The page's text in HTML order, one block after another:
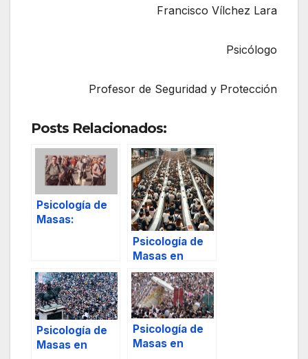
Francisco Vílchez Lara
Psicólogo
Profesor de Seguridad y Protección
Posts Relacionados:
Psicología de
Masas:
Psicología de
Masas en
espacios
cerrados:
análisis del
comportamien
to.
Psicología de
Masas en
Psicología de
Masas en